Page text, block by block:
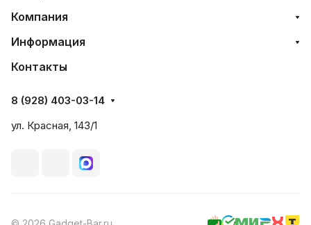
Компания
Информация
Контакты
8 (928) 403-03-14
ул. Красная, 143/1